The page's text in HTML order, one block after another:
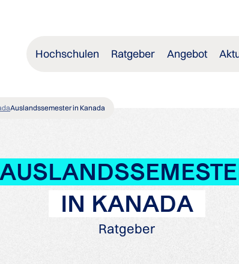
Hochschulen Ratgeber Angebot
Auslandssemester in Kanada
IN KANADA
Ratgeber